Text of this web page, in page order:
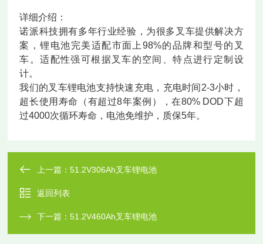
详细介绍：
诺派科技拥有多年行业经验，为很多叉车提供解决方
案，锂电池完美适配市面上98%的品牌和型号的叉
车。适配性强可根据叉车的空间、特点进行定制设
计。
我们的叉车锂电池支持快速充电，充电时间2-3小时，
超长使用寿命（有超过8年案例），在80% DOD下超
过4000次循环寿命，电池免维护，质保5年。
上一篇：51.2V306Ah叉车锂电池
返回列表
下一篇：51.2V460Ah叉车锂电池